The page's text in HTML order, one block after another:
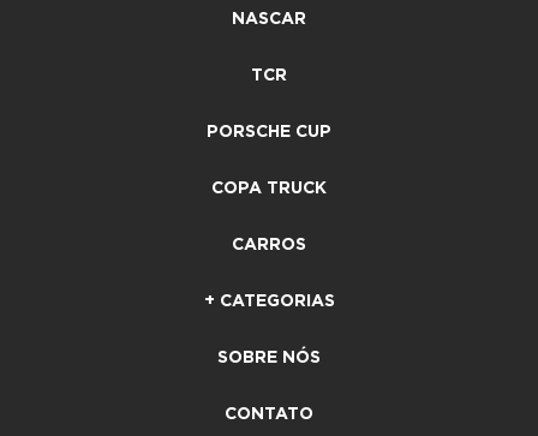
NASCAR
TCR
PORSCHE CUP
COPA TRUCK
CARROS
+ CATEGORIAS
SOBRE NÓS
CONTATO